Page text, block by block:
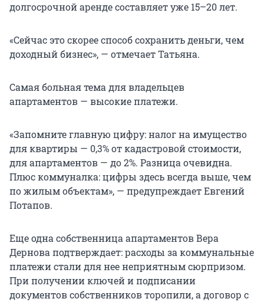
долгосрочной аренде составляет уже 15–20 лет.
«Сейчас это скорее способ сохранить деньги, чем
доходный бизнес», — отмечает Татьяна.
Самая больная тема для владельцев
апартаментов — высокие платежи.
«Запомните главную цифру: налог на имущество
для квартиры — 0,3% от кадастровой стоимости,
для апартаментов — до 2%. Разница очевидна.
Плюс коммуналка: цифры здесь всегда выше, чем
по жилым объектам», — предупреждает Евгений
Потапов.
Еще одна собственница апартаментов Вера
Дернова подтверждает: расходы за коммунальные
платежи стали для нее неприятным сюрпризом.
При получении ключей и подписании
документов собственников торопили, а договор с